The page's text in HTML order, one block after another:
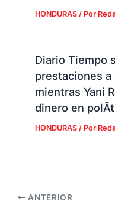
HONDURAS/ Por
Diario Tiempo
prestaciones a
mientras Yani
dinero en
HONDURAS/ Por
ANTERIOR